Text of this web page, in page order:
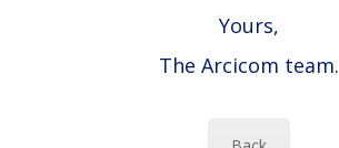
Yours,
The Arcicom team.